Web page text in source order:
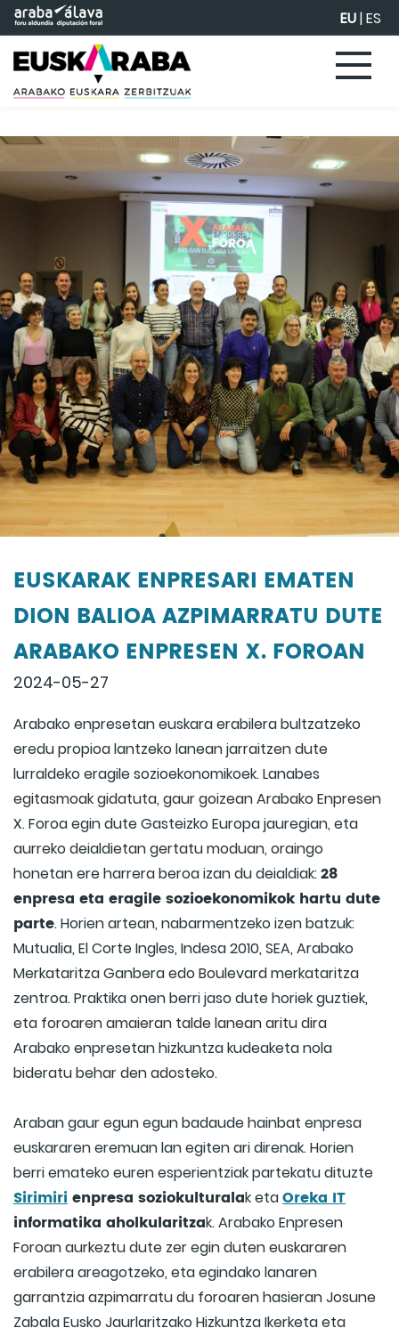
Eduki nagusira joan EU|ES
EUSKARAK ENPRESARI EMATEN
DION BALIOA AZPIMARRATU DUTE
ARABAKO ENPRESEN X. FOROAN
2024-05-27
Arabako enpresetan euskara erabilera bultzatzeko
eredu propioa lantzeko lanean jarraitzen dute
lurraldeko eragile sozioekonomikoek. Lanabes
egitasmoak gidatuta, gaur goizean Arabako Enpresen
X. Foroa egin dute Gasteizko Europa jauregian, eta
aurreko deialdietan gertatu moduan, oraingo
honetan ere harrera beroa izan du deialdiak:28
enpresa eta eragile sozioekonomikok hartu dute
parte. Horien artean, nabarmentzeko izen batzuk:
Mutualia, El Corte Ingles, Indesa 2010, SEA, Arabako
Merkataritza Ganbera edo Boulevard merkataritza
zentroa. Praktika onen berri jaso dute horiek guztiek,
eta foroaren amaieran talde lanean aritu dira
Arabako enpresetan hizkuntza kudeaketa nola
bideratu behar den adosteko.
Araban gaur egun egun badaude hainbat enpresa
euskararen eremuan lan egiten ari direnak. Horien
berri emateko euren esperientziak partekatu dituzte
Sirimirienpresa soziokulturalak etaOreka IT
informatika aholkularitzak. Arabako Enpresen
Foroan aurkeztu dute zer egin duten euskararen
erabilera areagotzeko, eta egindako lanaren
garrantzia azpimarratu du foroaren hasieran Josune
Zabala Eusko Jaurlaritzako Hizkuntza Ikerketa eta